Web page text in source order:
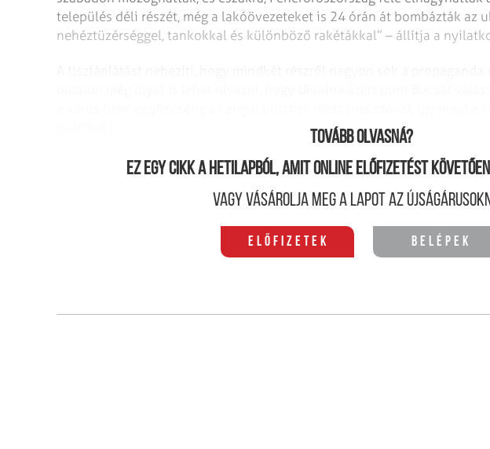
település déli részét, még a lakóövezeteket is 24 órán át bombázták az
nehéztüzérséggel, tankokkal és különböző rakéták­kal” – állítja a
Tovább olvasná?
Ez egy cikk a hetilapból, amit online előfizetést
Vagy vásárolja meg a lapot az
Előfizetek Belépek